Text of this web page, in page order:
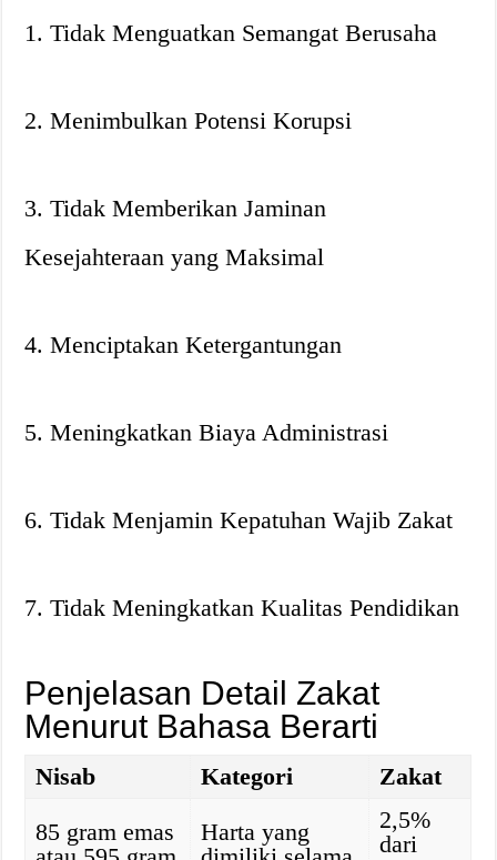
1. Tidak Menguatkan Semangat Berusaha
2. Menimbulkan Potensi Korupsi
3. Tidak Memberikan Jaminan
Kesejahteraan yang Maksimal
4. Menciptakan Ketergantungan
5. Meningkatkan Biaya Administrasi
6. Tidak Menjamin Kepatuhan Wajib Zakat
7. Tidak Meningkatkan Kualitas Pendidikan
Penjelasan Detail Zakat
Menurut Bahasa Berarti
Nisab Kategori
Zakat
85 gram emas
Harta yang
2,5%
dari